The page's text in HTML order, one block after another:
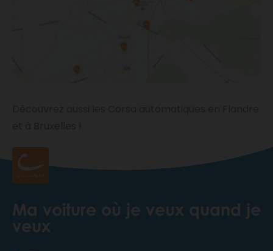
Ma voiture où je veux quand je
veux